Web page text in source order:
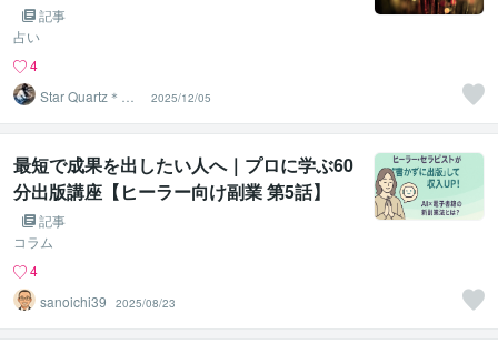
記事
占い
4
Star Quartz＊ス
タークォーツ
2025/12/05
最短で成果を出したい人へ｜プロに学ぶ60
分出版講座【ヒーラー向け副業 第5話】
記事
コラム
4
sanoichi39
2025/08/23